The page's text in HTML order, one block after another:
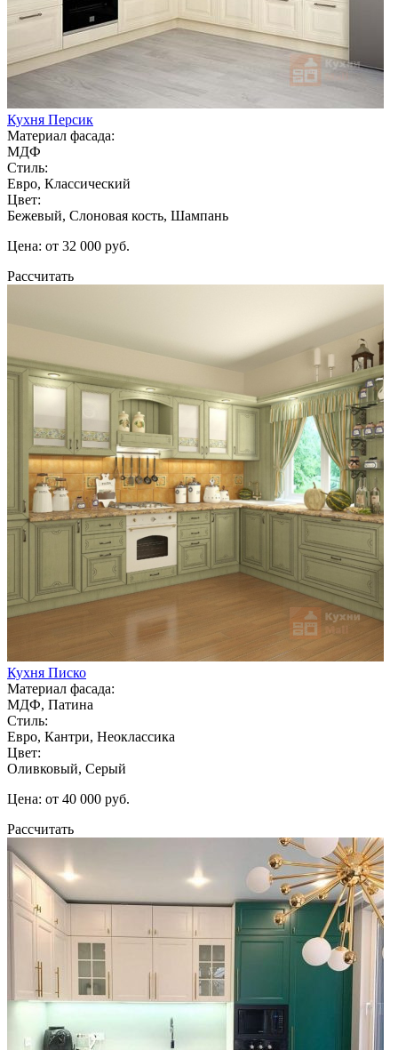
Кухня Персик
Материал фасада:
МДФ
Стиль:
Евро, Классический
Цвет:
Бежевый, Слоновая кость, Шампань
Цена: от 32 000 руб.
Рассчитать
Кухня Писко
Материал фасада:
МДФ, Патина
Стиль:
Евро, Кантри, Неоклассика
Цвет:
Оливковый, Серый
Цена: от 40 000 руб.
Рассчитать